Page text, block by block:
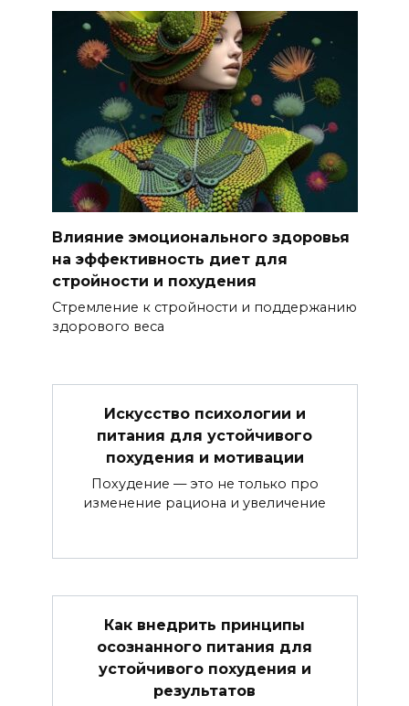
Влияние эмоционального здоровья
на эффективность диет для
стройности и похудения
Стремление к стройности и поддержанию
здорового веса
Искусство психологии и
питания для устойчивого
похудения и мотивации
Похудение — это не только про
изменение рациона и увеличение
Как внедрить принципы
осознанного питания для
устойчивого похудения и
результатов